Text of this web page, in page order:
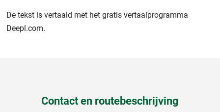
De tekst is vertaald met het gratis vertaalprogramma
Deepl.com.
Contact en routebeschrijving